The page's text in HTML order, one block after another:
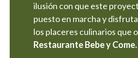
ilusión con que este
puesto en marcha y
los placeres culinarios que
Restaurante Bebe y Come.